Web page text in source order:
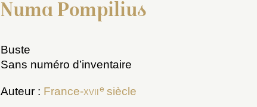
Numa Pompilius
Buste
Sans numéro d’inventaire
Auteur : France-xviie siècle